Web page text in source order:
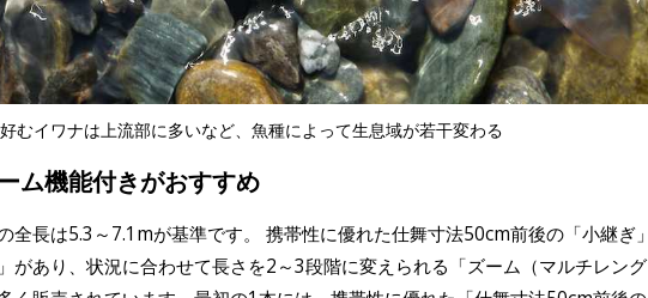
むイワナは上流部に多いなど、魚種によって生息域が若干変わる
ム機能付きがおすすめ
全長は5.3～7.1mが基準です。 携帯性に優れた仕舞寸法50cm前後の「小継ぎ」
があり、状況に合わせて長さを2～3段階に変えられる「ズーム（マルチレング